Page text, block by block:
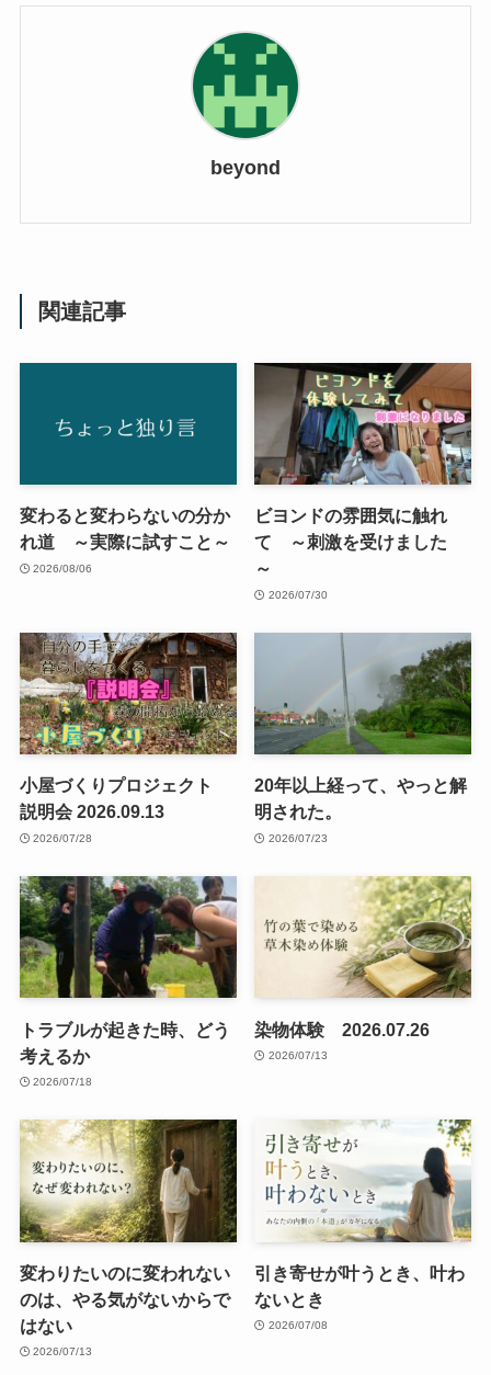
beyond
関連記事
変わると変わらないの分か
れ道 ～実際に試すこと～
2026/08/06
ビヨンドの雰囲気に触れ
て ～刺激を受けました
～
2026/07/30
小屋づくりプロジェクト
説明会 2026.09.13
2026/07/28
20年以上経って、やっと解
明された。
2026/07/23
トラブルが起きた時、どう
考えるか
2026/07/18
染物体験 2026.07.26
2026/07/13
変わりたいのに変われない
のは、やる気がないからで
はない
2026/07/13
引き寄せが叶うとき、叶わ
ないとき
2026/07/08